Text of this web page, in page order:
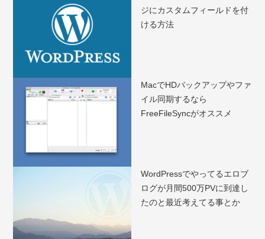
ジにカスタムフィールドを付
ける方法
MacでHDバックアップやファ
イル同期するなら
FreeFileSyncがオススメ
WordPressでやってるエロブ
ログが月間500万PVに到達し
たのと最近考えてる事とか